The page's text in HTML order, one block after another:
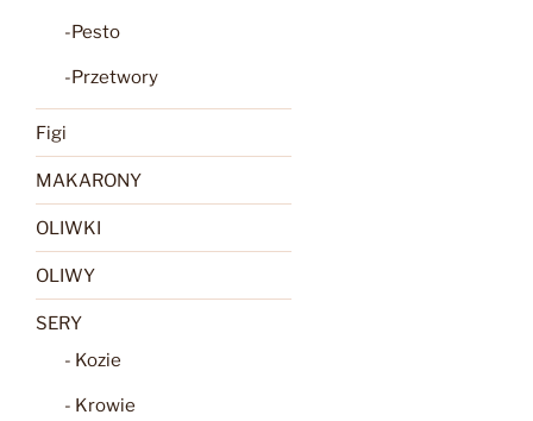
-Pesto
-Przetwory
Figi
MAKARONY
OLIWKI
OLIWY
SERY
- Kozie
- Krowie